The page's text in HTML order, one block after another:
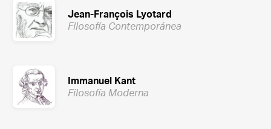
Jean-François Lyotard
Filosofía Contemporánea
Immanuel Kant
Filosofía Moderna